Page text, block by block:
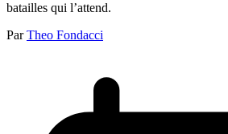
batailles qui l’attend.
Par Theo Fondacci